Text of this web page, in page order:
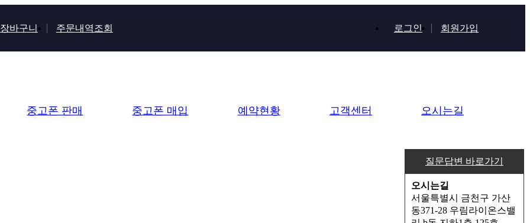
장바구니 주문내역조회 회원가입
로그인
중고폰 판매 중고폰 매입 예약현황 고객센터 오시는길
질문답변 바로가기
오시는길
서울특별시 금천구 가산
동371-28 우림라이온스밸